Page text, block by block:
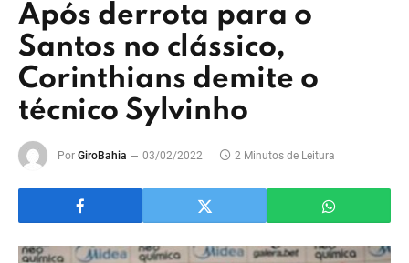
Após derrota para o
Santos no clássico,
Corinthians demite o
técnico Sylvinho
Por GiroBahia 03/02/2022 2 Minutos de Leitura